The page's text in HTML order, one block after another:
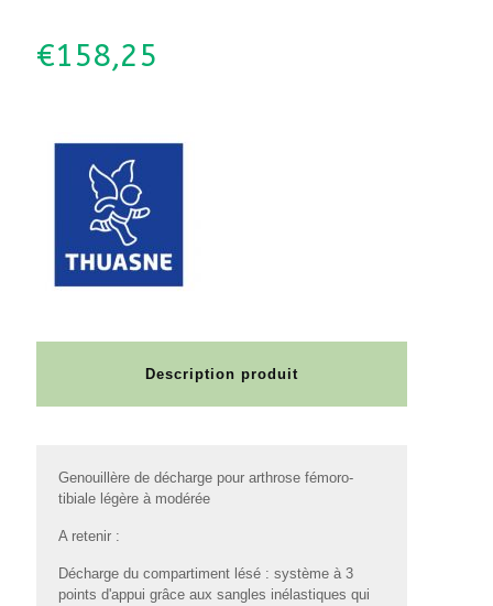
€158,25
Description produit
Genouillère de décharge pour arthrose fémoro-
tibiale légère à modérée
A retenir :
Décharge du compartiment lésé : système à 3
points d'appui grâce aux sangles inélastiques qui